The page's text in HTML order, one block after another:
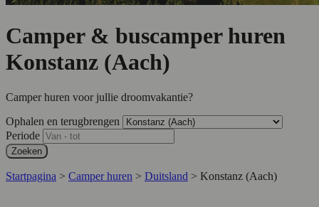
Camper & buscamper huren
Konstanz (Aach)
Camper huren voor jullie droomvakantie?
Ophalen en terugbrengen
Periode
Zoeken
Startpagina > Camper huren > Duitsland > Konstanz (Aach)